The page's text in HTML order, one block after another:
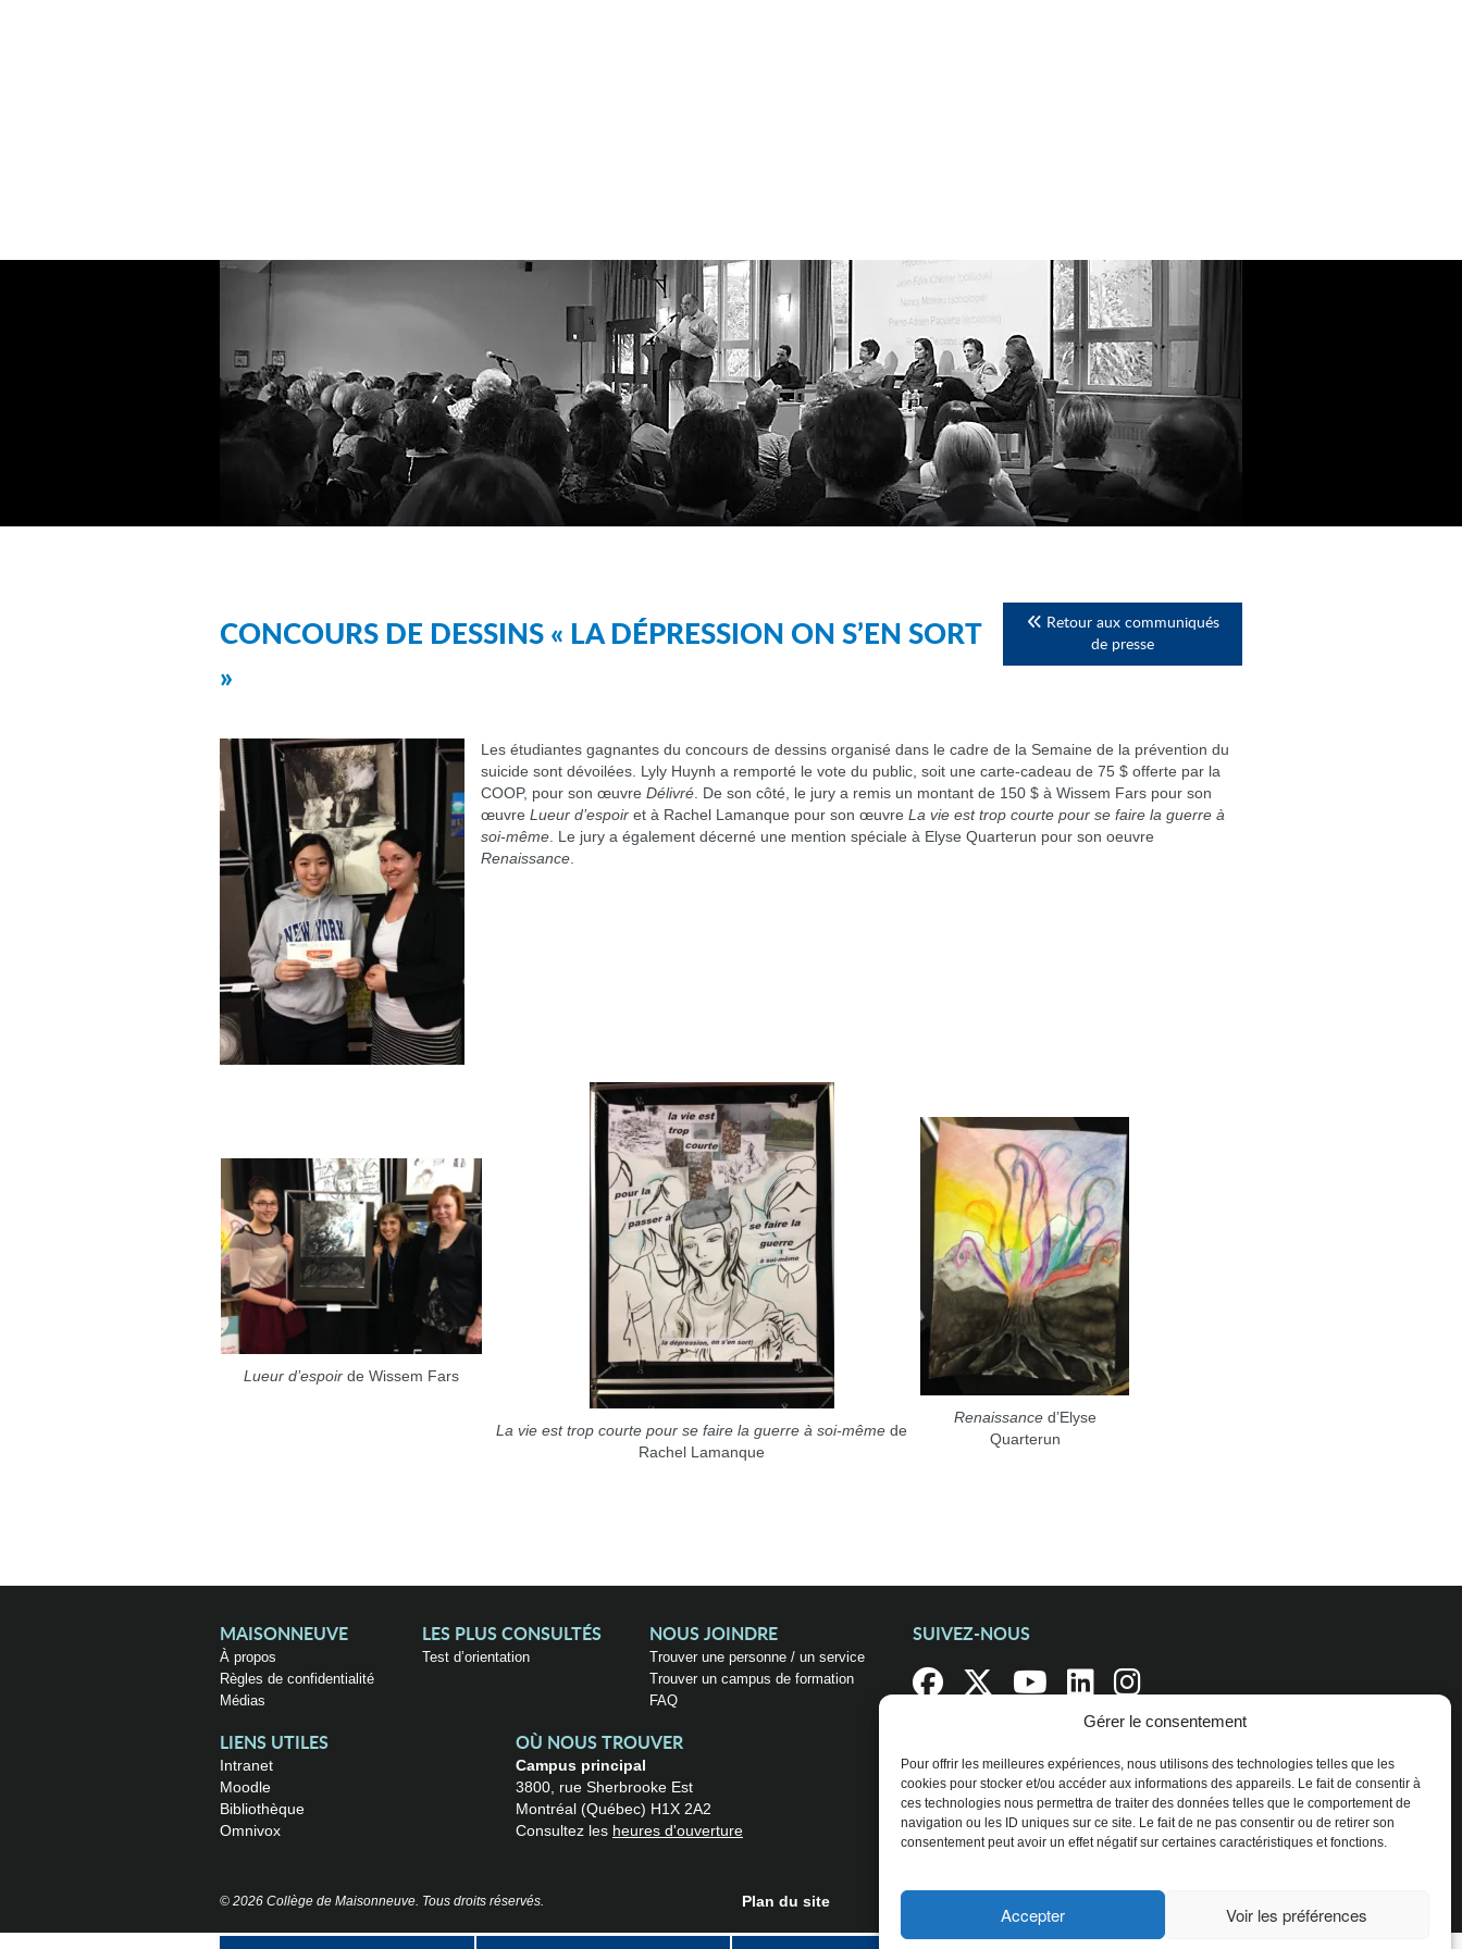
Gérer le consentement
Pour offrir les meilleures expériences, nous utilisons des technologies telles que les
cookies pour stocker et/ou accéder aux informations des appareils. Le fait de consentir à
ces technologies nous permettra de traiter des données telles que le comportement de
navigation ou les ID uniques sur ce site. Le fait de ne pas consentir ou de retirer son
consentement peut avoir un effet négatif sur certaines caractéristiques et fonctions.
Accepter Voir les préférences
CONCOURS DE DESSINS « LA DÉPRESSION ON S’EN SORT
»
Retour aux communiqués
de presse
Les étudiantes gagnantes du concours de dessins organisé dans le cadre de la Semaine de la prévention du
suicide sont dévoilées. Lyly Huynh a remporté le vote du public, soit une carte-cadeau de 75 $ offerte par la
COOP, pour son œuvre Délivré . De son côté, le jury a remis un montant de 150 $ à Wissem Fars pour son
œuvre Lueur d’espoir et à Rachel Lamanque pour son œuvre La vie est trop courte pour se faire la guerre à
soi-même . Le jury a également décerné une mention spéciale à Elyse Quarterun pour son oeuvre
Renaissance
Lueur d’espoir de Wissem Fars
La vie est trop courte pour se faire la guerre à soi-même de
Rachel Lamanque
Renaissance d’Elyse
Quarterun
MAISONNEUVE
À propos
Règles de confidentialité
Médias
LES PLUS CONSULTÉS
Test d’orientation
NOUS JOINDRE
Trouver une personne / un service
Trouver un campus de formation
FAQ
SUIVEZ-NOUS
LIENS UTILES
Intranet
Moodle
Bibliothèque
Omnivox
OÙ NOUS TROUVER
Campus principal
3800, rue Sherbrooke Est
Montréal (Québec) H1X 2A2
Consultez les heures d'ouverture
© 2026 Collège de Maisonneuve. Tous droits réservés. Plan du site